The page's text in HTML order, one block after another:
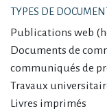
TYPES DE
Publications web
Documents de
communiqués de
Travaux
Livres imprimés